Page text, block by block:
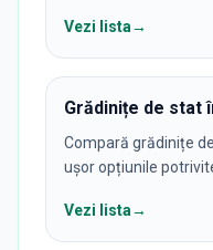
Vezi lista→
Grădinițe de stat
Compară grădinițe
ușor opțiunile
Vezi lista→